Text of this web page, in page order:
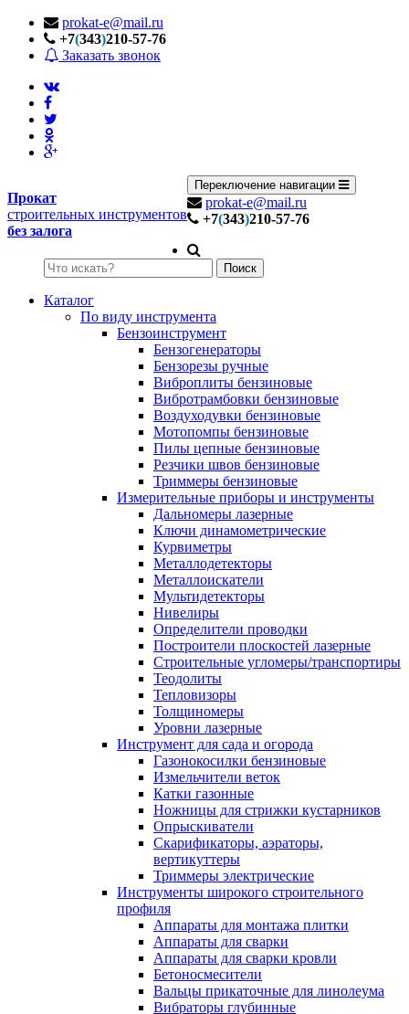
prokat-e@mail.ru
+7(343)210-57-76
Заказать звонок
Прокат
строительных инструментов
без залога
Переключение навигации
prokat-e@mail.ru
+7(343)210-57-76
Поиск
Каталог
По виду инструмента
Бензоинструмент
Бензогенераторы
Бензорезы ручные
Виброплиты бензиновые
Вибротрамбовки бензиновые
Воздуходувки бензиновые
Мотопомпы бензиновые
Пилы цепные бензиновые
Резчики швов бензиновые
Триммеры бензиновые
Измерительные приборы и инструменты
Дальномеры лазерные
Ключи динамометрические
Курвиметры
Металлодетекторы
Металлоискатели
Мультидетекторы
Нивелиры
Определители проводки
Построители плоскостей лазерные
Строительные угломеры/транспортиры
Теодолиты
Тепловизоры
Толщиномеры
Уровни лазерные
Инструмент для сада и огорода
Газонокосилки бензиновые
Измельчители веток
Катки газонные
Ножницы для стрижки кустарников
Опрыскиватели
Скарификаторы, аэраторы,
вертикуттеры
Триммеры электрические
Инструменты широкого строительного
профиля
Аппараты для монтажа плитки
Аппараты для сварки
Аппараты для сварки кровли
Бетоносмесители
Вальцы прикаточные для линолеума
Вибраторы глубинные